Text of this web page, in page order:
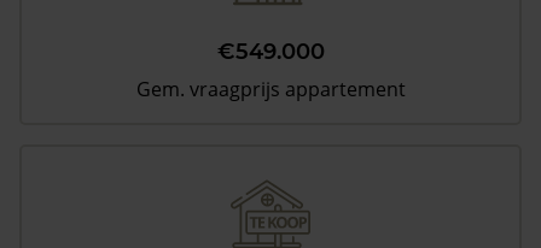
€549.000
Gem. vraagprijs appartement